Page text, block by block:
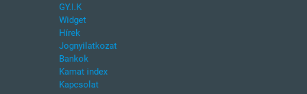
GY.I.K
Widget
Hírek
Jognyilatkozat
Bankok
Kamat index
Kapcsolat